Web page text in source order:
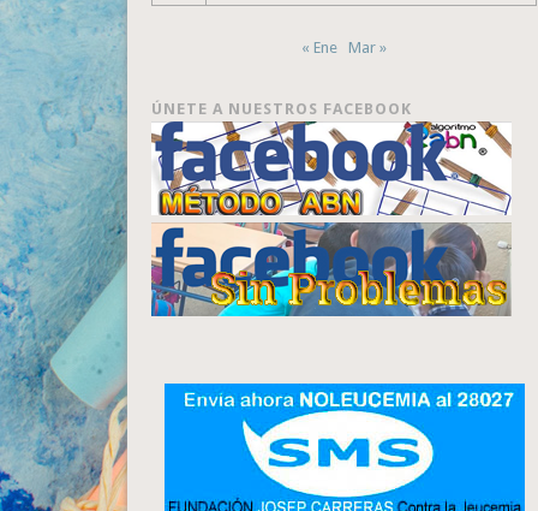
« Ene Mar »
ÚNETE A NUESTROS FACEBOOK